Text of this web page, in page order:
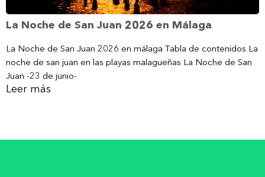
La Noche de San Juan 2026 en Málaga
La Noche de San Juan 2026 en málaga Tabla de contenidos La
noche de san juan en las playas malagueñas La Noche de San
Juan -23 de junio-
Leer más